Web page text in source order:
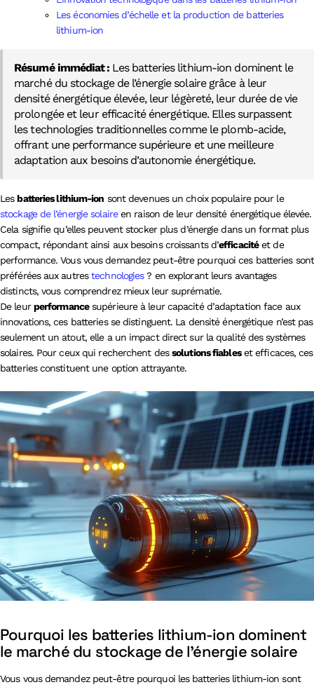
Les économies d’échelle et la production de batteries
lithium-ion
Résumé immédiat : Les batteries lithium-ion dominent le
marché du stockage de l’énergie solaire grâce à leur
densité énergétique élevée, leur légèreté, leur durée de vie
prolongée et leur efficacité énergétique. Elles surpassent
les technologies traditionnelles comme le plomb-acide,
offrant une performance supérieure et une meilleure
adaptation aux besoins d’autonomie énergétique.
Lesbatteries lithium-ion sont devenues un choix populaire pour le
stockage de l’énergie solaireen raison de leur densité énergétique élevée.
Cela signifie qu’elles peuvent stocker plus d’énergie dans un format plus
compact, répondant ainsi aux besoins croissants d’efficacitéet de
performance. Vous vous demandez peut-être pourquoi ces batteries sont
préférées aux autrestechnologies? en explorant leurs avantages
distincts, vous comprendrez mieux leur suprématie.
De leurperformancesupérieure à leur capacité d’adaptation face aux
innovations, ces batteries se distinguent. La densité énergétique n’est pas
seulement un atout, elle a un impact direct sur la qualité des systèmes
solaires. Pour ceux qui recherchent dessolutions fiableset efficaces, ces
batteries constituent une option attrayante.
Pourquoi les batteries lithium-ion dominent
le marché du stockage de l’énergie solaire
Vous vous demandez peut-être pourquoi les batteries lithium-ion sont